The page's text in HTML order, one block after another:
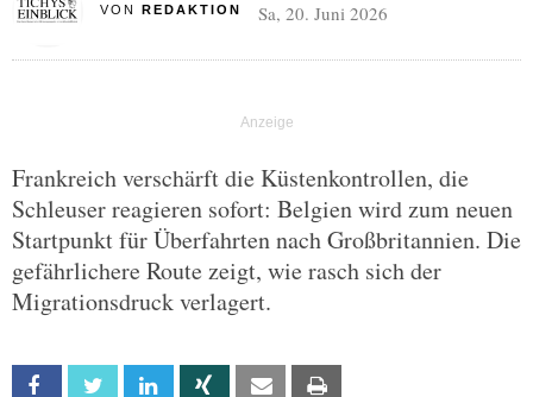
VON REDAKTION Sa, 20. Juni 2026
Frankreich verschärft die Küstenkontrollen, die
Schleuser reagieren sofort: Belgien wird zum neuen
Startpunkt für Überfahrten nach Großbritannien. Die
gefährlichere Route zeigt, wie rasch sich der
Migrationsdruck verlagert.
Facebook Twitter Linkedin Xing Email